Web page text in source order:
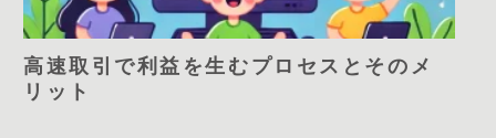
高速取引で利益を生むプロセスとそのメ
リット